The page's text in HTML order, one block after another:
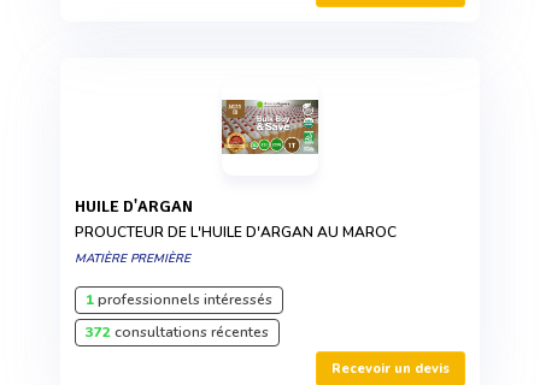
HUILE D'ARGAN
PROUCTEUR DE L'HUILE D'ARGAN AU MAROC
MATIÈRE PREMIÈRE
1professionnels intéressés
372consultations récentes
Recevoir un devis